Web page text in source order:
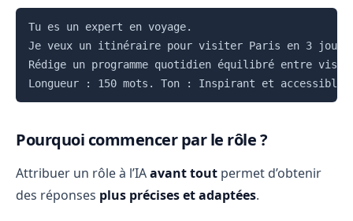
Tu es un expert en voyage.
Je veux un itinéraire pour visiter Paris en 3
Rédige un programme quotidien équilibré entre
Pourquoi commencer par le rôle ?
Attribuer un rôle à l’IAavant tout permet d’obtenir
des réponses plus précises et adaptées.